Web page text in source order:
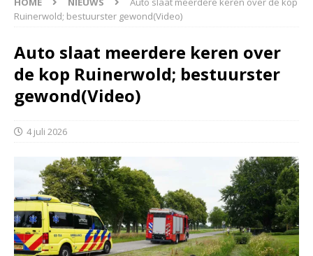
Ruinerwold; bestuurster gewond(Video)
Auto slaat meerdere keren over
de kop Ruinerwold; bestuurster
gewond(Video)
4 juli 2026